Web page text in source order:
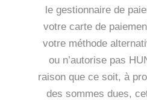
le gestionnaire de
votre carte de
votre méthode
ou n’autorise pas
raison que ce soit, à
des sommes dues,